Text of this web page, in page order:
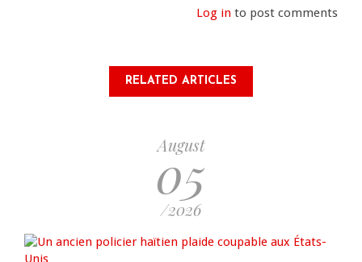
Log in to post comments
RELATED ARTICLES
August
05
/2026